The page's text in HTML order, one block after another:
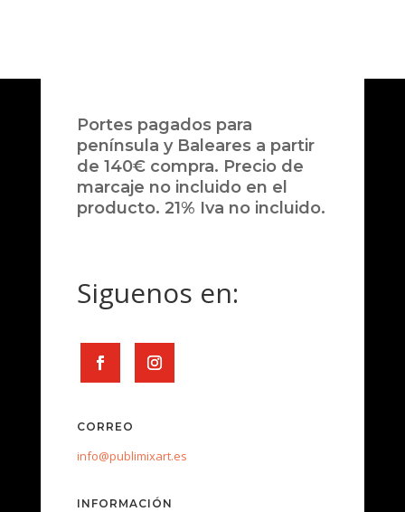
Portes pagados para
península y Baleares a partir
de 140€ compra. Precio de
marcaje no incluido en el
producto. 21% Iva no incluido.
Siguenos en:
CORREO
info@publimixart.es
INFORMACIÓN